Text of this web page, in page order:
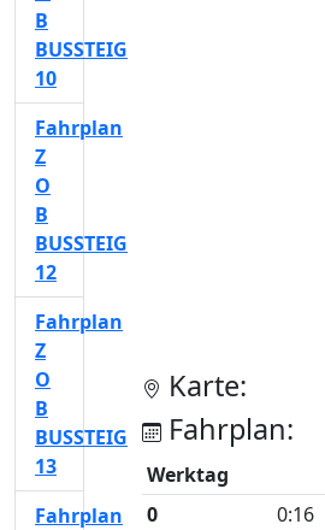
Karte:
Fahrplan:
Werktag
0
0:16
B
BUSSTEIG
10
Fahrplan
Z
O
B
BUSSTEIG
12
Fahrplan
Z
O
B
BUSSTEIG
13
Fahrplan